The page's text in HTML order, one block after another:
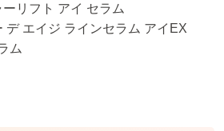
フト アイ セラム
エイジ ラインセラム アイEX
ム